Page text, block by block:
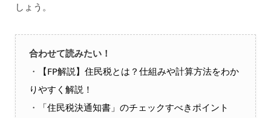
しょう。
合わせて読みたい！
・
【FP解説】住民税とは？仕組みや計算方法をわか
りやすく解説！
・
「住民税決通知書」のチェックすべきポイント